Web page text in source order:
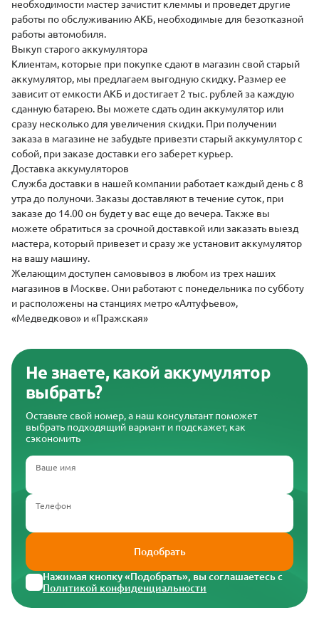
необходимости мастер зачистит клеммы и проведет другие
работы по обслуживанию АКБ, необходимые для безотказной
работы автомобиля.
Выкуп старого аккумулятора
Клиентам, которые при покупке сдают в магазин свой старый
аккумулятор, мы предлагаем выгодную скидку. Размер ее
зависит от емкости АКБ и достигает 2 тыс. рублей за каждую
сданную батарею. Вы можете сдать один аккумулятор или
сразу несколько для увеличения скидки. При получении
заказа в магазине не забудьте привезти старый аккумулятор с
собой, при заказе доставки его заберет курьер.
Доставка аккумуляторов
Служба доставки в нашей компании работает каждый день с 8
утра до полуночи. Заказы доставляют в течение суток, при
заказе до 14.00 он будет у вас еще до вечера. Также вы
можете обратиться за срочной доставкой или заказать выезд
мастера, который привезет и сразу же установит аккумулятор
на вашу машину.
Желающим доступен самовывоз в любом из трех наших
магазинов в Москве. Они работают с понедельника по субботу
и расположены на станциях метро «Алтуфьево»,
«Медведково» и «Пражская»
Не знаете, какой аккумулятор
выбрать?
Оставьте свой номер, а наш консультант поможет
выбрать подходящий вариант и подскажет, как
сэкономить
Ваше имя
Телефон
Подобрать
Нажимая кнопку «Подобрать», вы соглашаетесь с
Политикой конфиденциальности